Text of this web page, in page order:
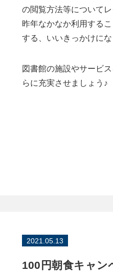
の閲覧方法等について
昨年なかなか利用する
する、いいきっかけに
図書館の施設やサービ
らに充実させましょう♪
2021.05.13
100円朝食キャン